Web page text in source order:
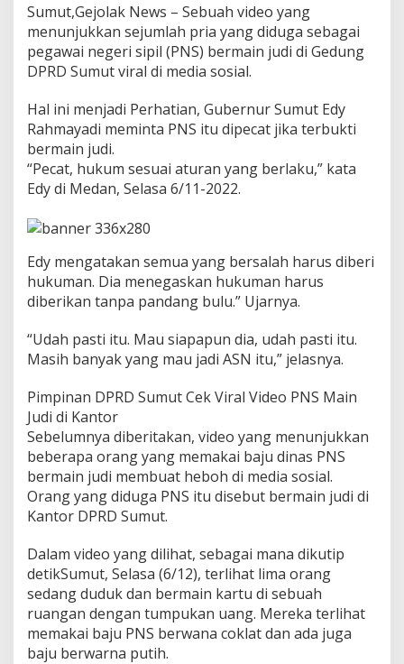
t
"
M
i
n
a
A
P
e
n
J
u
d
D
i
p
c
t
Sumut,Gejolak News – Sebuah video yang
menunjukkan sejumlah pria yang diduga sebagai
pegawai negeri sipil (PNS) bermain judi di Gedung
DPRD Sumut viral di media sosial.
Hal ini menjadi Perhatian, Gubernur Sumut Edy
Rahmayadi meminta PNS itu dipecat jika terbukti
bermain judi.
“Pecat, hukum sesuai aturan yang berlaku,” kata
Edy di Medan, Selasa 6/11-2022.
Edy mengatakan semua yang bersalah harus diberi
hukuman. Dia menegaskan hukuman harus
diberikan tanpa pandang bulu.” Ujarnya.
“Udah pasti itu. Mau siapapun dia, udah pasti itu.
Masih banyak yang mau jadi ASN itu,” jelasnya.
Pimpinan DPRD Sumut Cek Viral Video PNS Main
Judi di Kantor
Sebelumnya diberitakan, video yang menunjukkan
beberapa orang yang memakai baju dinas PNS
bermain judi membuat heboh di media sosial.
Orang yang diduga PNS itu disebut bermain judi di
Kantor DPRD Sumut.
Dalam video yang dilihat, sebagai mana dikutip
detikSumut, Selasa (6/12), terlihat lima orang
sedang duduk dan bermain kartu di sebuah
ruangan dengan tumpukan uang. Mereka terlihat
memakai baju PNS berwana coklat dan ada juga
baju berwarna putih.